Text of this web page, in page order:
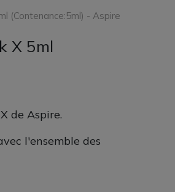
(Contenance:5ml) - Aspire
X 5ml
de Aspire.
l'ensemble des